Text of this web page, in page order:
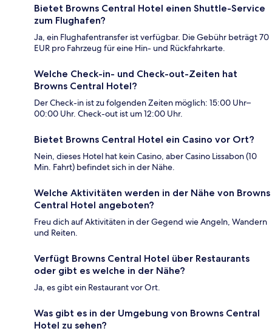
Bietet Browns Central Hotel einen Shuttle-Service
zum Flughafen?
Ja, ein Flughafentransfer ist verfügbar. Die Gebühr beträgt 70
EUR pro Fahrzeug für eine Hin- und Rückfahrkarte.
Welche Check-in- und Check-out-Zeiten hat
Browns Central Hotel?
Der Check-in ist zu folgenden Zeiten möglich: 15:00 Uhr–
00:00 Uhr. Check-out ist um 12:00 Uhr.
Bietet Browns Central Hotel ein Casino vor Ort?
Nein, dieses Hotel hat kein Casino, aber Casino Lissabon (10
Min. Fahrt) befindet sich in der Nähe.
Welche Aktivitäten werden in der Nähe von Browns
Central Hotel angeboten?
Freu dich auf Aktivitäten in der Gegend wie Angeln, Wandern
und Reiten.
Verfügt Browns Central Hotel über Restaurants
oder gibt es welche in der Nähe?
Ja, es gibt ein Restaurant vor Ort.
Was gibt es in der Umgebung von Browns Central
Hotel zu sehen?